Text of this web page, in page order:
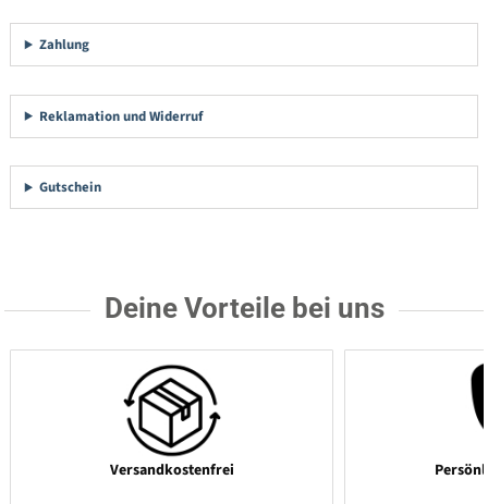
Zahlung
Reklamation und Widerruf
Gutschein
Deine Vorteile bei uns
Versandkostenfrei